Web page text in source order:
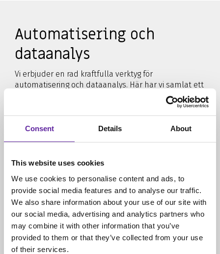
Consent Details About
This website uses cookies
We use cookies to personalise content and ads, to
provide social media features and to analyse our traffic.
We also share information about your use of our site with
our social media, advertising and analytics partners who
may combine it with other information that you’ve
provided to them or that they’ve collected from your use
of their services.
Automatisering och
dataanalys
Vi erbjuder en rad kraftfulla verktyg för
automatisering och dataanalys. Här har vi samlat ett
Automatisering av
verksamheten
Affärsautomation är nyckeln till effektivitet och
optimering.
LÄS MER HÄR